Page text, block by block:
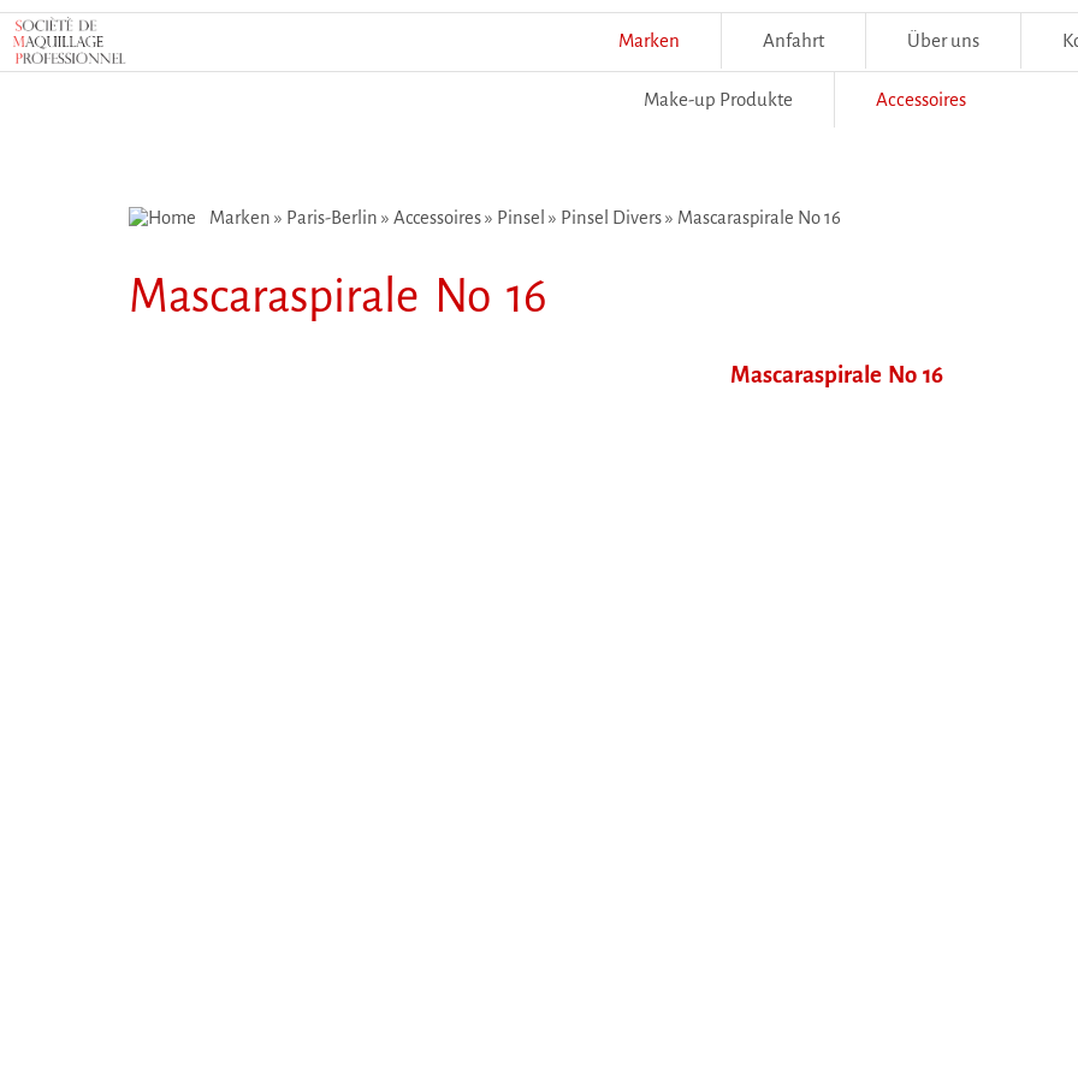
Marken Anfahrt Über uns
Marken » Paris-Berlin » Accessoires» Pinsel » Pinsel Divers» Mascaraspirale No 16
Mascaraspirale No 16
Mascaraspirale No 16
Make-up Produkte Accessoires